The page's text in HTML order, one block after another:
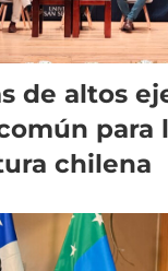
de altos
para
chilena